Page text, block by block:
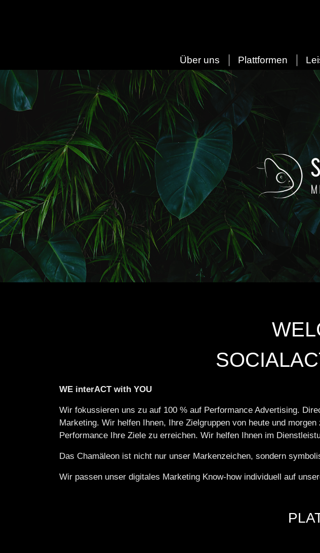
Über uns Plattformen
WE interACT with YOU
Wir fokussieren uns zu auf 100 % auf Performance Advertising.
Marketing. Wir helfen Ihnen, Ihre Zielgruppen von heute und
Performance Ihre Ziele zu erreichen. Wir helfen Ihnen im
Das Chamäleon ist nicht nur unser Markenzeichen, sondern
Wir passen unser digitales Marketing Know-how individuell auf